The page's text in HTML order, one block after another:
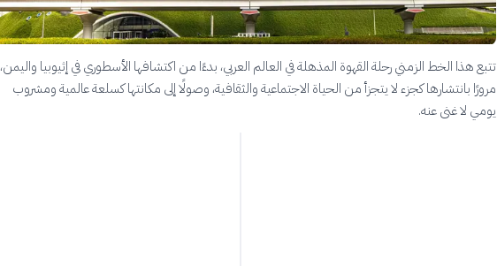
تتبع هذا الخط الزمني رحلة القهوة المذهلة في العالم العربي، بدءًا من اكتشافها الأسطوري في إثيوبيا واليمن،
مرورًا بانتشارها كجزء لا يتجزأ من الحياة الاجتماعية والثقافية، وصولًا إلى مكانتها كسلعة عالمية ومشروب
يومي لا غنى عنه.